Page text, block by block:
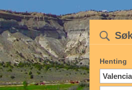
Henting